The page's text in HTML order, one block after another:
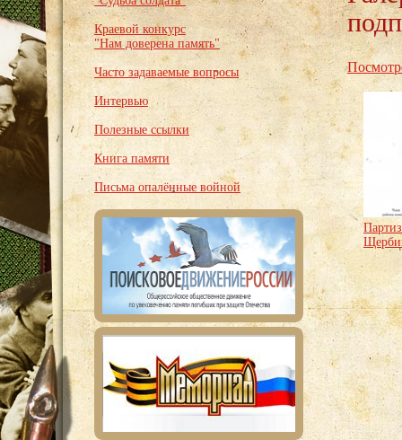
Краевой конкурс
"Нам доверена память"
Часто задаваемые вопросы
Интервью
Полезные ссылки
Книга памяти
Письма опалённые войной